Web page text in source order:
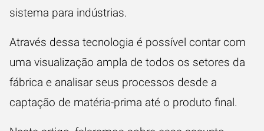
sistema para indústrias.
Através dessa tecnologia é possível contar com
uma visualização ampla de todos os setores da
fábrica e analisar seus processos desde a
captação de matéria-prima até o produto final.